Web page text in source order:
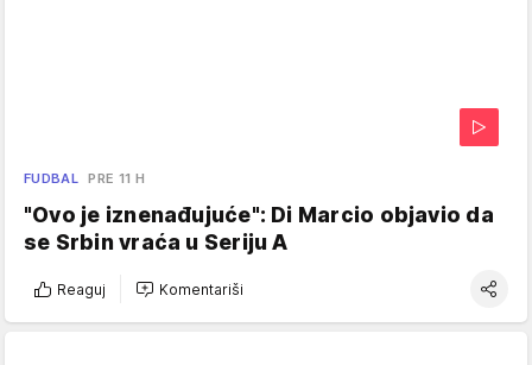
FUDBAL PRE 11 H
"Ovo je iznenađujuće": Di Marcio objavio da
se Srbin vraća u Seriju A
Reaguj Komentariši